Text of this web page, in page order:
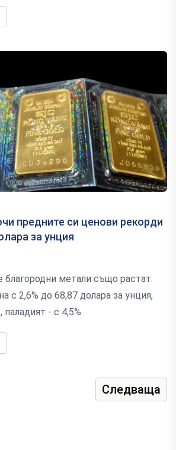
предните си ценови рекорди
за унция
благородни метали също растат:
с 2,6% до 68,87 долара за унция,
паладият - с 4,5%
Следваща